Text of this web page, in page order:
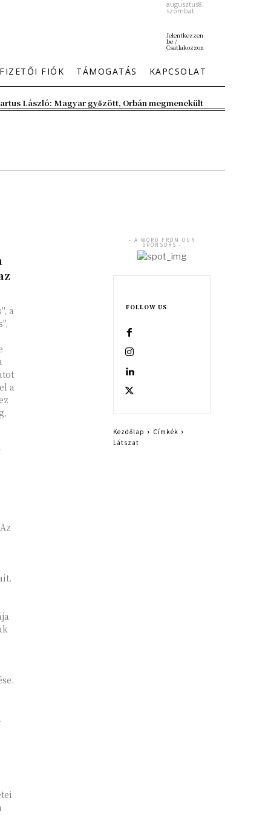
augusztus8,
szombat
Jelentkezzen
be /
Csatlakozzon
FIÓK TÁMOGATÁS KAPCSOLAT
László: Magyar győzött, Orbán megmenekült
a
a
- A WORD FROM OUR
SPONSORS -
FOLLOW US
Kezdőlap
Címkék
Látszat